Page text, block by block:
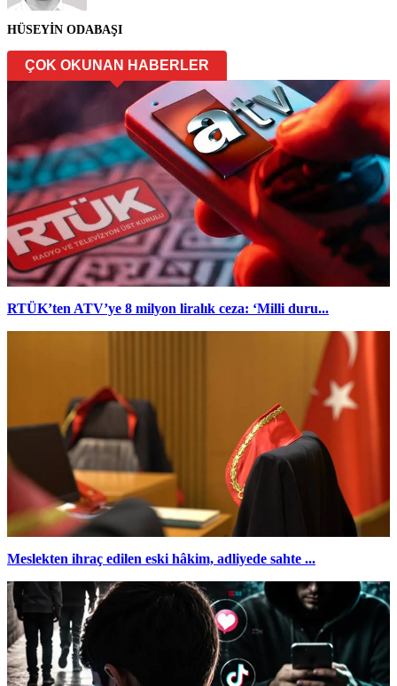
HÜSEYİN ODABAŞI
ÇOK OKUNAN HABERLER
RTÜK’ten ATV’ye 8 milyon liralık ceza: ‘Milli duru...
Meslekten ihraç edilen eski hâkim, adliyede sahte ...